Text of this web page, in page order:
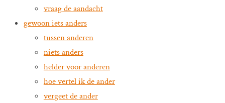
vraag de aandacht
gewoon iets anders
tussen anderen
niets anders
helder voor anderen
hoe vertel ik de ander
vergeet de ander